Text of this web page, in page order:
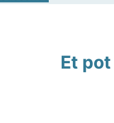
Et